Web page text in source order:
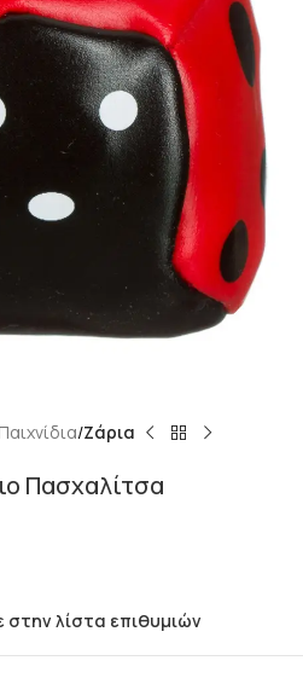
Ζάρια
Πασχαλίτσα
λίστα επιθυμιών